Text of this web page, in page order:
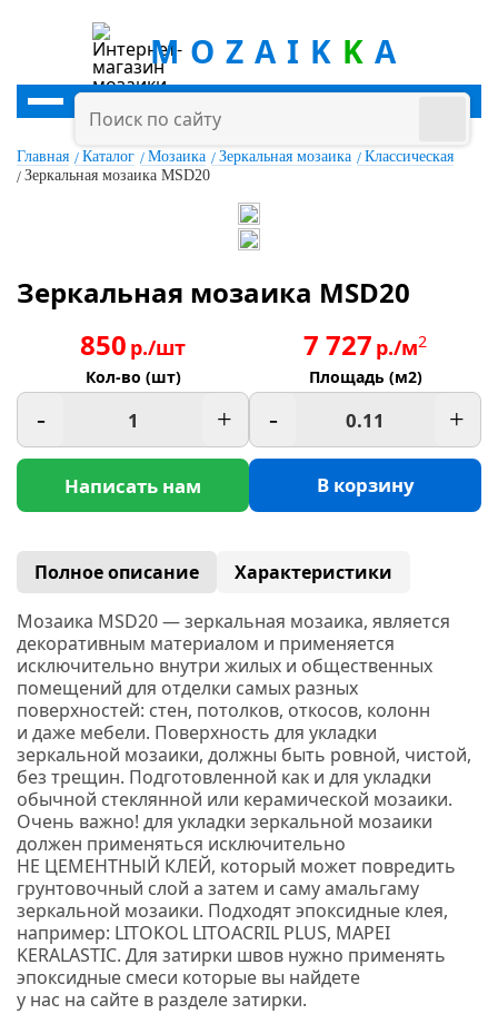
MOZAIK K A
Главная Каталог Мозаика Зеркальная мозаика
Классическая
Зеркальная мозаика MSD20
Зеркальная мозаика MSD20
850 р./шт
Кол-во (шт)
- +
Написать нам
7 727 р./м2
Площадь (м2)
- +
В корзину
Полное описание
Характеристики
Мозаика MSD20 —зеркальная мозаика, является
декоративным материалом и применяется
исключительно внутри жилых и общественных
помещений для отделки самых разных
поверхностей: стен, потолков, откосов, колонн
и даже мебели. Поверхность для укладки
зеркальной мозаики, должны быть ровной, чистой,
без трещин. Подготовленной как и для укладки
обычной стеклянной или керамической мозаики.
Очень важно! для укладки зеркальной мозаики
должен применяться исключительно
НЕ ЦЕМЕНТНЫЙ КЛЕЙ, который может повредить
грунтовочный слой а затем и саму амальгаму
зеркальной мозаики. Подходят эпоксидные клея,
например: LITOKOL LITOACRIL PLUS, MAPEI
KERALASTIC. Для затирки швов нужно применять
эпоксидные смеси которые вы найдете
у нас на сайте в разделе затирки.